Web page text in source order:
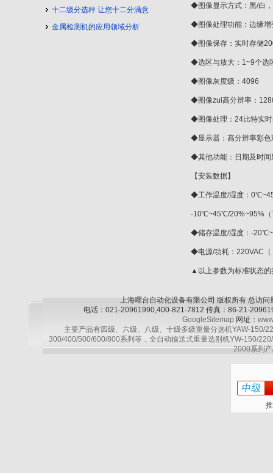
十二级分选秤 让您十二分满意
金属检测机的应用领域分析
◆图像显示方式：黑/白
◆图像处理功能：边缘增
◆图像保存：实时存储
◆选区与放大：1~9个选
◆图像灰度级：4096
◆图像zui高分辨率：
◆图像处理：24比特实
◆显示器：高分辨率彩色
◆其他功能：日期及时间
【安装数据】
◆工作温度/湿度：
-10℃~45℃/20%~95%（
◆储存温度/湿度：-
◆电源/功耗：220VAC
▲以上参数为标准状态的
上海曜台自动化设备有限公司 版权所有 总访问
电话：021-20961990,400-821-7812 传真：86-21-
GoogleSitemap 网址：
主要产品有四级、六级、八级、十级多级重量分选机YAW-
300/400/500/600/800系列等，全自动输送式重量选别机YW-150/
2000系列